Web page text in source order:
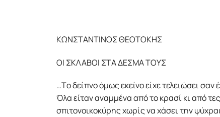
KΩΝΣΤΑΝΤΙΝΟΣ ΘΕΟΤΟΚΗΣ
ΟΙ ΣΚΛΑΒΟΙ ΣΤΑ ΔΕΣΜΑ ΤΟΥΣ
…Tο δείπνο όμως εκείνο είχε τελειώσει σαν
Όλα είταν αναμμένα από το κρασί κι από
σπιτονοικοκύρης χωρίς να χάσει την